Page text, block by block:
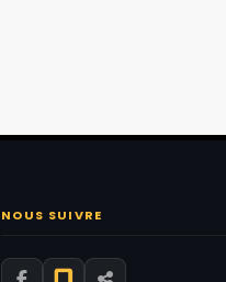
NOUS SUIVRE